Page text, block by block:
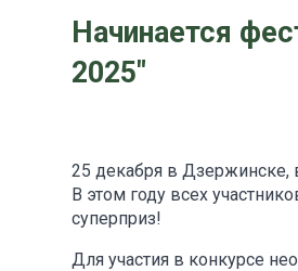
Начинается
2025"
25 декабря в Дзержинске,
В этом году всех
суперприз!
Для участия в конкурсе